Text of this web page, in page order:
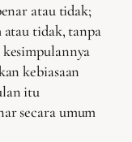
atau tidak;
atau tidak, tanpa
kesimpulannya
kebiasaan
itu
secara umum